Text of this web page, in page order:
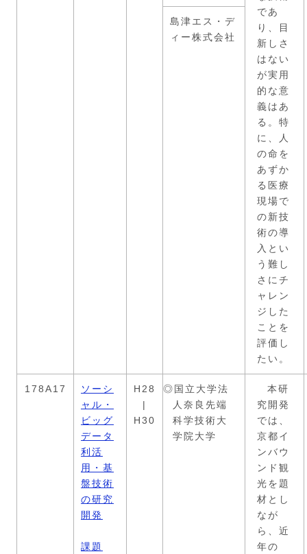
であ
り、目
新しさ
はない
が実用
的な意
義はあ
る。特
に、人
の命を
あずか
る医療
現場で
の新技
術の導
入とい
う難し
さにチ
ャレン
ジした
ことを
評価し
たい。
島津エス・デ
ィー株式会社
178A17
ソーシ
ャル・
ビッグ
データ
利活
用・基
盤技術
の研究
開発
課題
H28
|
H30
◎国立大学法
人奈良先端
科学技術大
学院大学
本研
究開発
では、
京都イ
ンバウ
ンド観
光を題
材とし
なが
ら、近
年の